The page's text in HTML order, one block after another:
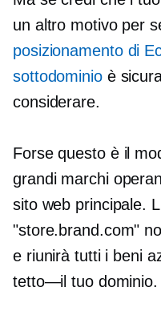
un altro motivo per
posizionamento di
sottodominioè
considerare.
Forse questo è il
grandi marchi
sito web principale.
"store.brand.com"
e riunirà tutti i beni
tetto—il tuodominio.